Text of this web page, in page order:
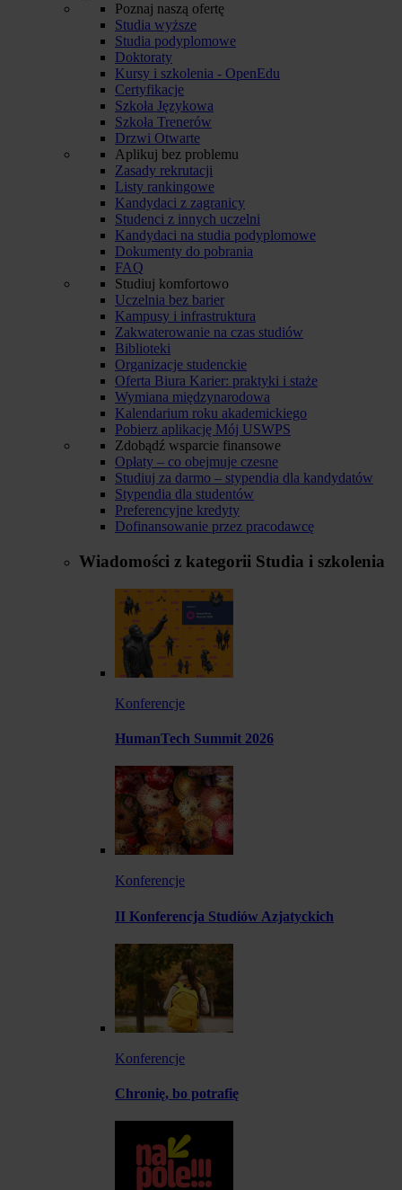
Poznaj naszą ofertę
Studia wyższe
Studia podyplomowe
Doktoraty
Kursy i szkolenia - OpenEdu
Certyfikacje
Szkoła Językowa
Szkoła Trenerów
Drzwi Otwarte
Aplikuj bez problemu
Zasady rekrutacji
Listy rankingowe
Kandydaci z zagranicy
Studenci z innych uczelni
Kandydaci na studia podyplomowe
Dokumenty do pobrania
FAQ
Studiuj komfortowo
Uczelnia bez barier
Kampusy i infrastruktura
Zakwaterowanie na czas studiów
Biblioteki
Organizacje studenckie
Oferta Biura Karier: praktyki i staże
Wymiana międzynarodowa
Kalendarium roku akademickiego
Pobierz aplikację Mój USWPS
Zdobądź wsparcie finansowe
Opłaty – co obejmuje czesne
Studiuj za darmo – stypendia dla kandydatów
Stypendia dla studentów
Preferencyjne kredyty
Dofinansowanie przez pracodawcę
Wiadomości z kategorii Studia i szkolenia
Konferencje
HumanTech Summit 2026
Konferencje
II Konferencja Studiów Azjatyckich
Konferencje
Chronię, bo potrafię